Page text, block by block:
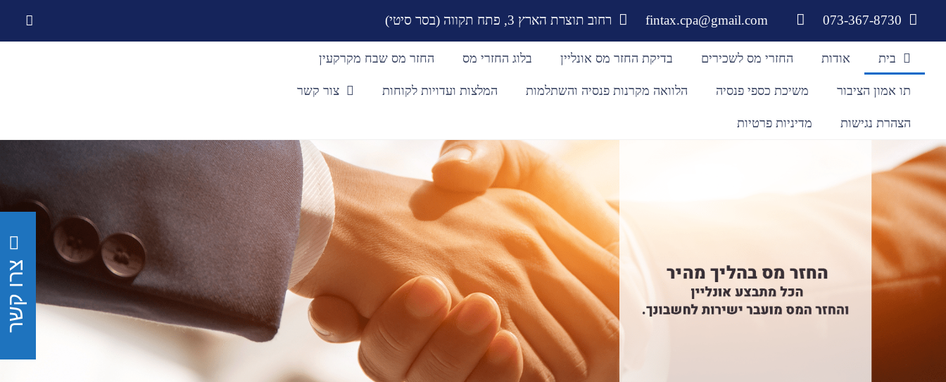
073-367-8730
fintax.cpa@gmail.com רחוב תוצרת הארץ 3, פתח תקווה (בסר סיטי)
בית אודות החזרי מס לשכירים בדיקת החזר מס אונליין בלוג החזרי מס החזר מס שבח מקרקעין
תו אמון הציבור משיכת כספי פנסיה הלוואה מקרנות פנסיה והשתלמות המלצות ועדויות לקוחות צור קשר
הצהרת נגישות מדיניות פרטיות
צרו קשר